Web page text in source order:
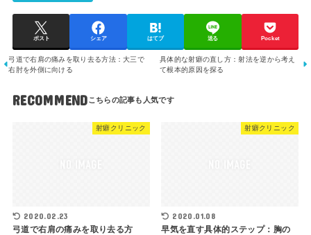
ポスト シェア はてブ 送る Pocket
弓道で右肩の痛みを取り去る方法：大三で
右肘を外側に向ける
具体的な射癖の直し方：射法を逆から考え
て根本的原因を探る
RECOMMEND
射癖クリニック
2020.02.23
弓道で右肩の痛みを取り去る方
射癖クリニック
2020.01.08
早気を直す具体的ステップ：胸の